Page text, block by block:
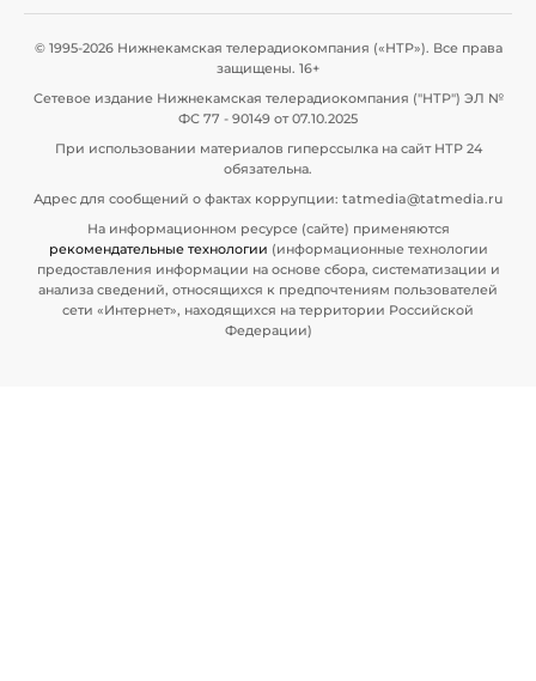
© 1995-2026 Нижнекамская телерадиокомпания («НТР»). Все права
защищены. 16+
Сетевое издание Нижнекамская телерадиокомпания ("НТР") ЭЛ №
ФС 77 - 90149 от 07.10.2025
При использовании материалов гиперссылка на сайт НТР 24
обязательна.
Адрес для сообщений о фактах коррупции: tatmedia@tatmedia.ru
На информационном ресурсе (сайте) применяются
рекомендательные технологии (информационные технологии
предоставления информации на основе сбора, систематизации и
анализа сведений, относящихся к предпочтениям пользователей
сети «Интернет», находящихся на территории Российской
Федерации)